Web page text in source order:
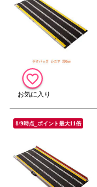
8/9時点_ポイント最大11倍